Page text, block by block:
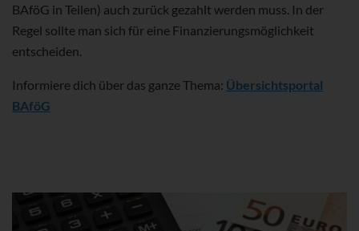
BAföG in Teilen) auch zurück gezahlt werden muss. In der
Regel sollte man sich für eine Finanzierungsmöglichkeit
entscheiden.
Informiere dich über das ganze Thema: Übersichtsportal
BAföG